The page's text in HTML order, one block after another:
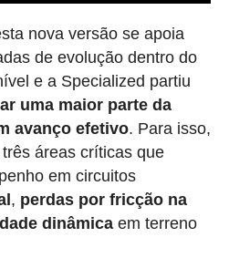
nova versão se apoia
de evolução dentro do
e a Specialized partiu
uma maior parte da
avanço efetivo. Para isso,
áreas críticas que
em circuitos
, perdas por fricção na
dinâmicaem terreno